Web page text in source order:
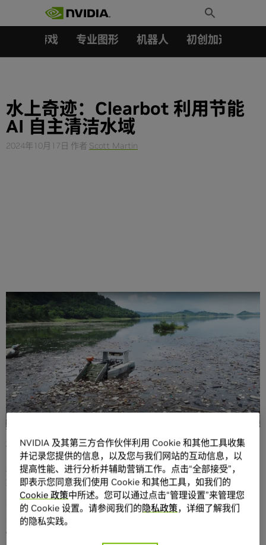
Toggle
Search
游戏 专业图形 机器人 初创加速会员成
水上奇迹：Clearbot 利用节能
AI 自主清洁水域
2024年10月17日 作者 Scott Martin
分享
来自香港大学的 Sidhant Gupta 和 Utkarsh Goel 只是希望
通过大学项目的资助，获得免费的巴厘岛毕业旅行。然而，
他们最后在项目中利用空水瓶、业余直升机桨叶和 GoPro 相
机，打造出了一艘以 AI 驱动的海上清洁船原型机。
后来，这两位毕业生又凭借他们推出的 Clearbot 自动垃圾收
集船引起了轰动，该船由NVIDIA Jetson驱动。
Gupta 表示：“由于巴厘岛有很多较脏的海滩，而当地的旅游
业依赖于干净的海滩，所以我们有了清洁那里海水的想法。”
他指出，中国香港和印度的旅游景区也是如此，他们现在就
NVIDIA 及其第三方合作伙伴利用 Cookie 和其他工具收集
并记录您提供的信息，以及您与我们网站的互动信息，以
提高性能、进行分析并辅助营销工作。点击“全部接受”，
即表示您同意我们使用 Cookie 和其他工具，如我们的
Cookie 政策中所述。您可以通过点击“管理设置”来管理您
的 Cookie 设置。请参阅我们的隐私政策，详细了解我们
的隐私实践。